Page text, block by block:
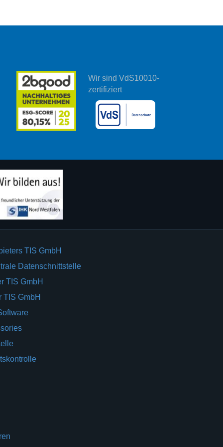
Wir sind VdS10010-
zertifiziert
TIS GmbH
Datenschnittstelle
TIS GmbH
TIS GmbH